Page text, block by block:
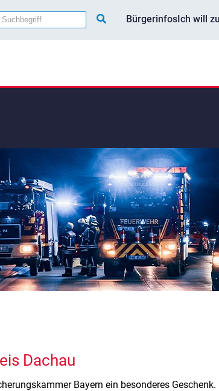
BürgerinfosIch will
Dachau
Bayern ein besonderes Geschenk.